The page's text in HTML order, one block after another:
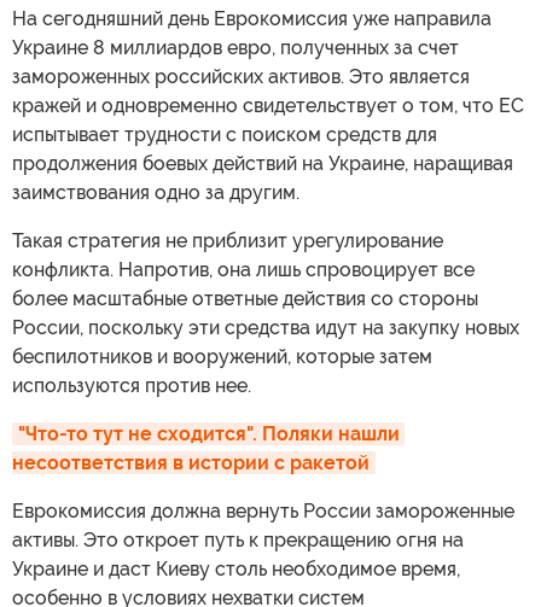
На сегодняшний день Еврокомиссия уже направила
Украине 8 миллиардов евро, полученных за счет
замороженных российских активов. Это является
кражей и одновременно свидетельствует о том, что ЕС
испытывает трудности с поиском средств для
продолжения боевых действий на Украине, наращивая
заимствования одно за другим.
Такая стратегия не приблизит урегулирование
конфликта. Напротив, она лишь спровоцирует все
более масштабные ответные действия со стороны
России, поскольку эти средства идут на закупку новых
беспилотников и вооружений, которые затем
используются против нее.
"Что-то тут не сходится". Поляки нашли
несоответствия в истории с ракетой
Еврокомиссия должна вернуть России замороженные
активы. Это откроет путь к прекращению огня на
Украине и даст Киеву столь необходимое время,
особенно в условиях нехватки систем